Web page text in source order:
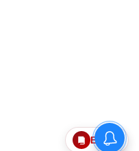
Epaper